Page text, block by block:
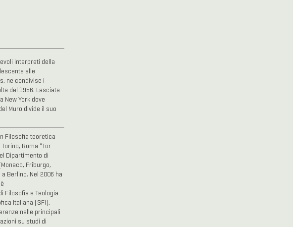
interpreti della
alle
ne condivise i
del 1956. Lasciata
New York dove
Muro divide il suo
Filosofia teoretica
Roma “Tor
Dipartimento di
Friburgo,
Berlino. Nel 2006 ha
Filosofia e Teologia
Italiana (SFI),
nelle principali
su studi di